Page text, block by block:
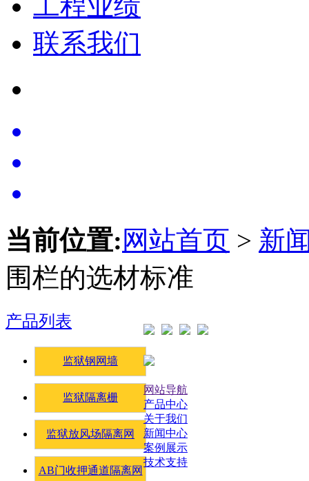
联系我们
当前位置: 网站首页 > 新
围栏的选材标准
产品列表
监狱钢网墙
监狱隔离栅
监狱放风场隔离网
AB门收押通道隔离网
网站导航
产品中心
关于我们
新闻中心
案例展示
技术支持